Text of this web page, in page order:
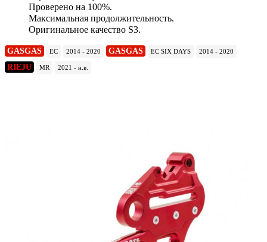
Проверено на 100%.
Максимальная продолжительность.
Оригинальное качество S3.
GASGAS EC 2014 - 2020 GASGAS EC SIX DAYS 2014 - 2020
RIEJU MR 2021 - н.в.